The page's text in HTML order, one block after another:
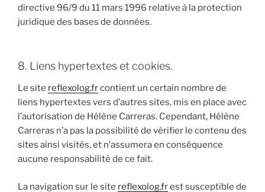
directive 96/9 du 11 mars 1996 relative à la protection
juridique des bases de données.
8. Liens hypertextes et cookies.
Le site reflexolog.frcontient un certain nombre de
liens hypertextes vers d’autres sites, mis en place avec
l’autorisation de Hélène Carreras. Cependant, Hélène
Carreras n’a pas la possibilité de vérifier le contenu des
sites ainsi visités, et n’assumera en conséquence
aucune responsabilité de ce fait.
La navigation sur le site reflexolog.frest susceptible de